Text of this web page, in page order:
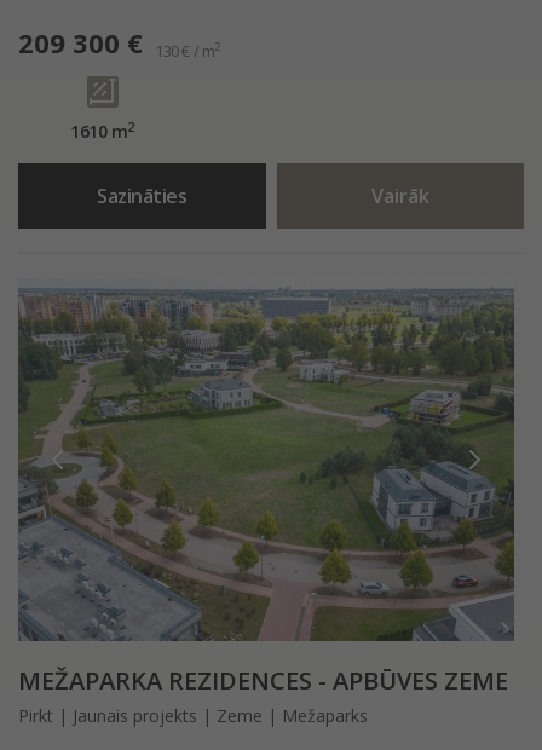
209 300 € 130 € / m2
1610 m2
Sazināties Vairāk
MEŽAPARKA REZIDENCES - APBŪVES ZEME
Pirkt | Jaunais projekts | Zeme | Mežaparks